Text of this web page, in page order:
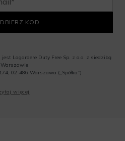
KOD
Lagardere Duty Free Sp. z o.o. z siedzibą
02-486 Warszawa („Spółka”)
newslettera, informacji o promocjach i
więcej